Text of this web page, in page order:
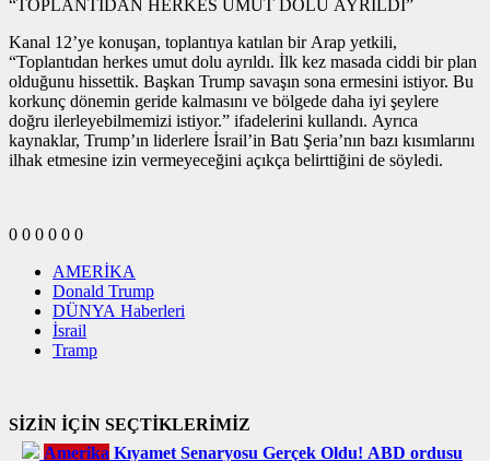
“TOPLANTIDAN HERKES UMUT DOLU AYRILDI”
Kanal 12’ye konuşan, toplantıya katılan bir Arap yetkili,
“Toplantıdan herkes umut dolu ayrıldı. İlk kez masada ciddi bir plan
olduğunu hissettik. Başkan Trump savaşın sona ermesini istiyor. Bu
korkunç dönemin geride kalmasını ve bölgede daha iyi şeylere
doğru ilerleyebilmemizi istiyor.” ifadelerini kullandı. Ayrıca
kaynaklar, Trump’ın liderlere İsrail’in Batı Şeria’nın bazı kısımlarını
ilhak etmesine izin vermeyeceğini açıkça belirttiğini de söyledi.
0 0 0 0 0 0
AMERİKA
Donald Trump
DÜNYA Haberleri
İsrail
Tramp
SİZİN İÇİN SEÇTİKLERİMİZ
Amerika Kıyamet Senaryosu Gerçek Oldu! ABD ordusu